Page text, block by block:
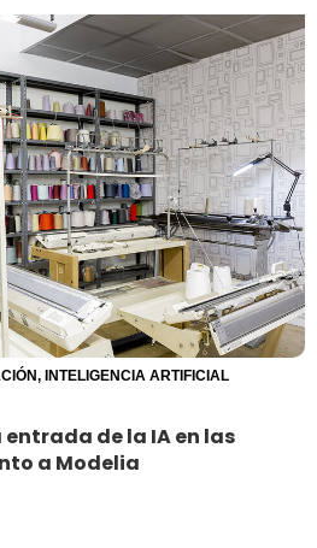
, INTELIGENCIA ARTIFICIAL
de la IA en las
a Modelia